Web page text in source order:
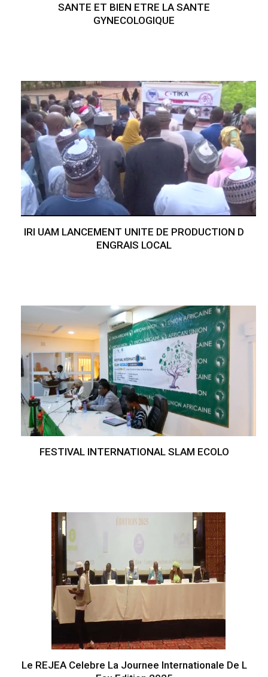
SANTE ET BIEN ETRE LA SANTE
GYNECOLOGIQUE
IRI UAM LANCEMENT UNITE DE PRODUCTION D
ENGRAIS LOCAL
FESTIVAL INTERNATIONAL SLAM ECOLO
Le REJEA Celebre La Journee Internationale De L